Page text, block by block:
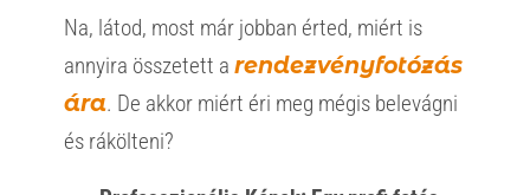
Na, látod, most már jobban érted, miért is
annyira összetett a rendezvényfotózás
ára. De akkor miért éri meg mégis belevágni
és rákölteni?